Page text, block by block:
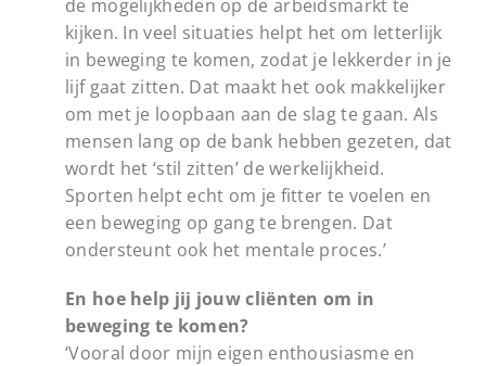
de mogelijkheden op de arbeidsmarkt te
kijken. In veel situaties helpt het om letterlijk
in beweging te komen, zodat je lekkerder in je
lijf gaat zitten. Dat maakt het ook makkelijker
om met je loopbaan aan de slag te gaan. Als
mensen lang op de bank hebben gezeten, dat
wordt het ‘stil zitten’ de werkelijkheid.
Sporten helpt echt om je fitter te voelen en
een beweging op gang te brengen. Dat
ondersteunt ook het mentale proces.’
En hoe help jij jouw cliënten om in
beweging te komen?
‘Vooral door mijn eigen enthousiasme en